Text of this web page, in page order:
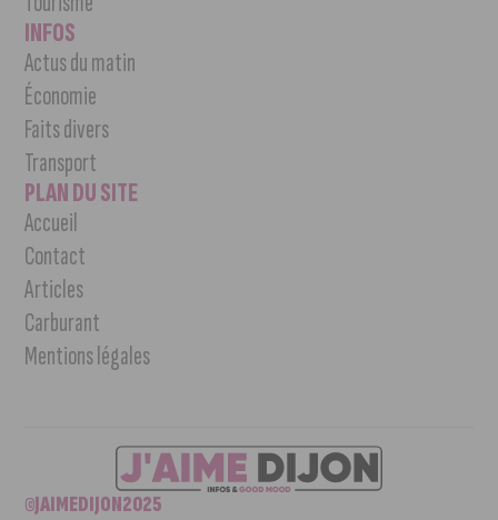
INFOS
Actus du matin
Économie
Faits divers
Transport
PLAN DU SITE
Accueil
Contact
Articles
Carburant
Mentions légales
©JAIMEDIJON2025